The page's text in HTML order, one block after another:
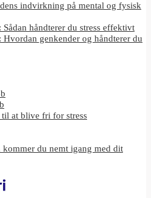
indvirkning på mental og fysisk
Sådan håndterer du stress effektivt
Hvordan genkender og håndterer du
at blive fri for stress
kommer du nemt igang med dit